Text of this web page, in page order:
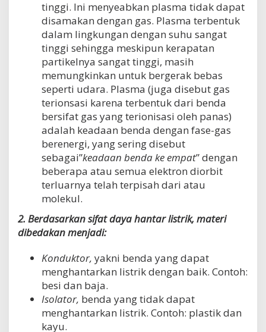
tinggi. Ini menyeabkan plasma tidak dapat
disamakan dengan gas. Plasma terbentuk
dalam lingkungan dengan suhu sangat
tinggi sehingga meskipun kerapatan
partikelnya sangat tinggi, masih
memungkinkan untuk bergerak bebas
seperti udara. Plasma (juga disebut gas
terionsasi karena terbentuk dari benda
bersifat gas yang terionisasi oleh panas)
adalah keadaan benda dengan fase-gas
berenergi, yang sering disebut
sebagai”keadaan benda ke empat” dengan
beberapa atau semua elektron diorbit
terluarnya telah terpisah dari atau
molekul.
2. Berdasarkan sifat daya hantar listrik, materi
dibedakan menjadi:
Konduktor, yakni benda yang dapat
menghantarkan listrik dengan baik. Contoh:
besi dan baja.
Isolator, benda yang tidak dapat
menghantarkan listrik. Contoh: plastik dan
kayu.